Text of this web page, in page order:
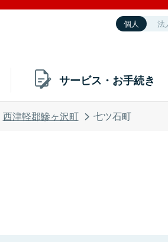
個人 法
サービス・お手続き
西津軽郡鰺ヶ沢町 七ツ石町